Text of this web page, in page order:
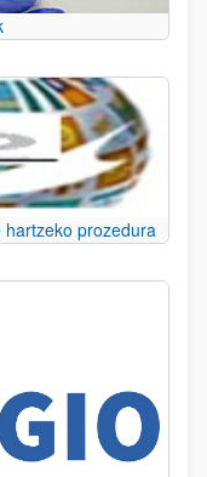
prozedura